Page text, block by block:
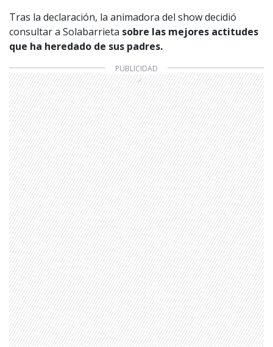
Tras la declaración, la animadora del show decidió
consultar a Solabarrieta sobre las mejores actitudes
que ha heredado de sus padres.